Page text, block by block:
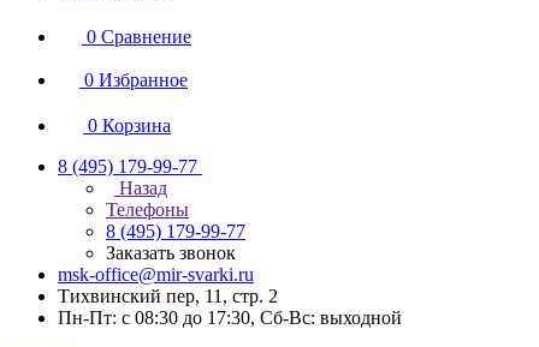
0 Сравнение
0 Избранное
0 Корзина
8 (495) 179-99-77
Назад
Телефоны
8 (495) 179-99-77
Заказать звонок
msk-office@mir-svarki.ru
Тихвинский пер, 11, стр. 2
Пн-Пт: с 08:30 до 17:30, Сб-Вс: выходной